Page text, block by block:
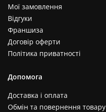
Мої замовлення
Відгуки
Франшиза
Договір оферти
Політика приватності
Допомога
Доставка і оплата
Обмін та повернення товару